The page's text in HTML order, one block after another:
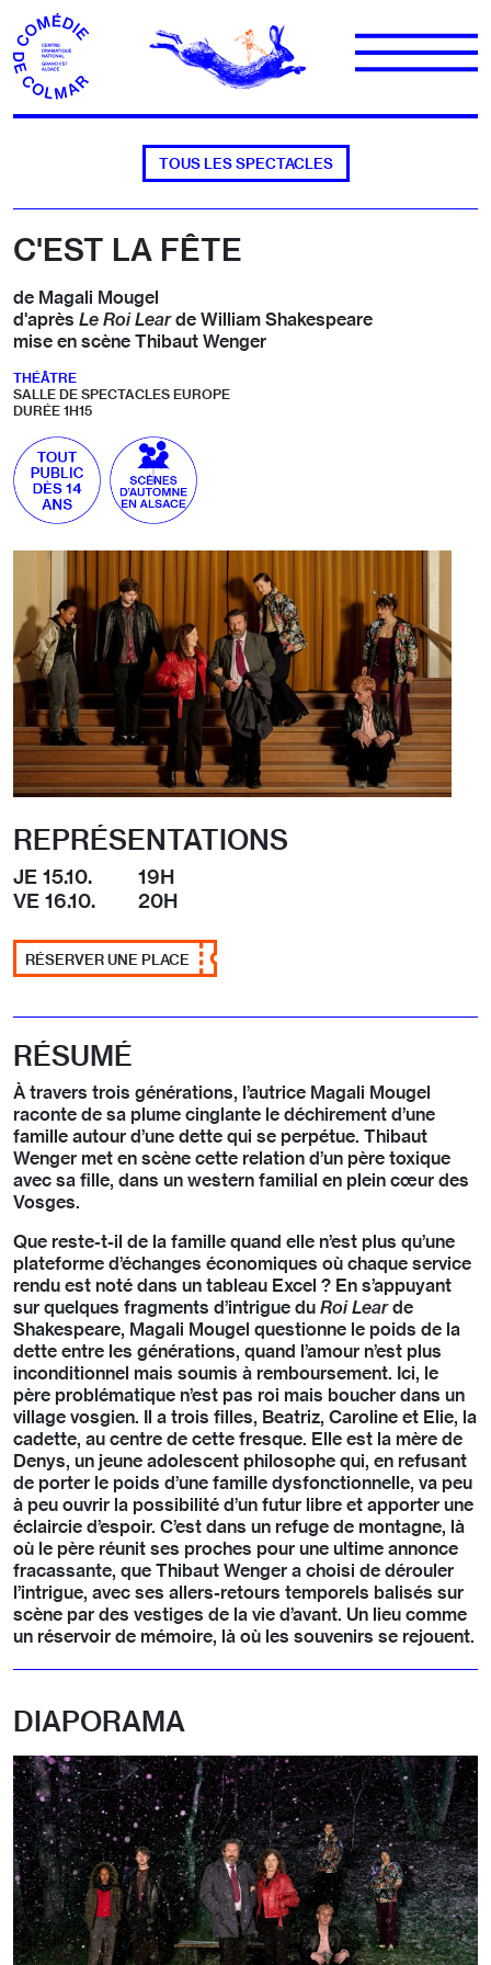
Aller au contenu
TOUS LES SPECTACLES
C'EST LA FÊTE
de Magali Mougel
d'après Le Roi Learde William Shakespeare
mise en scène Thibaut Wenger
THÉÂTRE
SALLE DE SPECTACLES EUROPE
DURÉE 1H15
REPRÉSENTATIONS
JE 15.10.
19H
VE 16.10.
20H
RÉSERVER UNE PLACE
RÉSUMÉ
À travers trois générations, l’autrice Magali Mougel
raconte de sa plume cinglante le déchirement d’une
famille autour d’une dette qui se perpétue. Thibaut
Wenger met en scène cette relation d’un père toxique
avec sa fille, dans un western familial en plein cœur des
Vosges.
Que reste-t-il de la famille quand elle n’est plus qu’une
plateforme d’échanges économiques où chaque service
rendu est noté dans un tableau Excel ? En s’appuyant
sur quelques fragments d’intrigue du Roi Learde
Shakespeare, Magali Mougel questionne le poids de la
dette entre les générations, quand l’amour n’est plus
inconditionnel mais soumis à remboursement. Ici, le
père problématique n’est pas roi mais boucher dans un
village vosgien. Il a trois filles, Beatriz, Caroline et Elie, la
cadette, au centre de cette fresque. Elle est la mère de
Denys, un jeune adolescent philosophe qui, en refusant
de porter le poids d’une famille dysfonctionnelle, va peu
à peu ouvrir la possibilité d’un futur libre et apporter une
éclaircie d’espoir. C’est dans un refuge de montagne, là
où le père réunit ses proches pour une ultime annonce
fracassante, que Thibaut Wenger a choisi de dérouler
l’intrigue, avec ses allers-retours temporels balisés sur
scène par des vestiges de la vie d’avant. Un lieu comme
un réservoir de mémoire, là où les souvenirs se rejouent.
DIAPORAMA